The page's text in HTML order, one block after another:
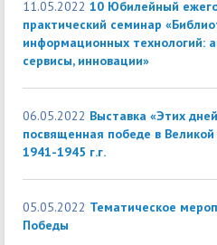
11.05.2022 10 Юбилейный
практический семинар
информационных технологий:
сервисы, инновации»
06.05.2022 Выставка «Этих
посвященная победе в
1941-1945 г.г.
05.05.2022 Тематическое
Победы